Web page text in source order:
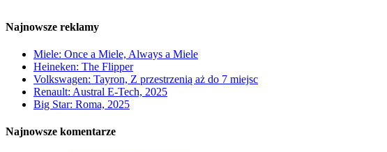
Najnowsze reklamy
Miele: Once a Miele, Always a Miele
Heineken: The Flipper
Volkswagen: Tayron, Z przestrzenią aż do 7 miejsc
Renault: Austral E-Tech, 2025
Big Star: Roma, 2025
Najnowsze komentarze